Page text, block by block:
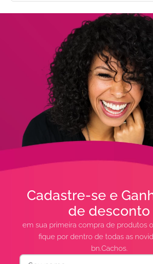
Cadastre-se e
de desconto
em sua primeira compra de produtos
fique por dentro de todas as
bn.Cachos.